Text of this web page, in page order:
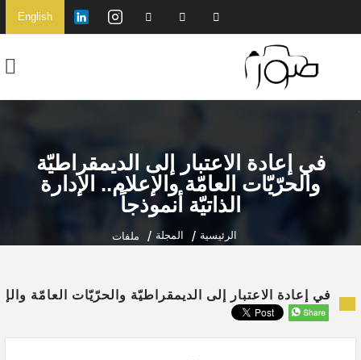
English
في إعادة الاعتبار إلى الديمقراطيّة
والحرّيّات العامّة والإعلام.. الإدارة
الذاتيّة أنموذجاً
الرئيسية المجلة ملفات
في إعادة الاعتبار إلى الديمقراطيّة والحرّيّات العامّة